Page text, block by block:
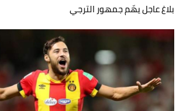
بلاغ عاجل يهّم جمهور الترجي